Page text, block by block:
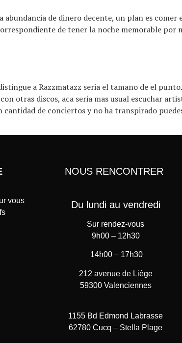
de dinero decente, un plan es comer
de tener la noche memorable por
a Razzmatazz seri­a el tamano de el
otras discos, aca seri­a mas usual escuchar
de conciertos y no ha transpirado
vous
NOUS RENCONTRER
Du lundi au vendredi
Sur rendez-vous
9h00 – 12h30
14h00 – 17h30
212 avenue de Liège
59300 Valenciennes
1155 Bd Edmond Labrasse
62780 Cucq – Stella Plage